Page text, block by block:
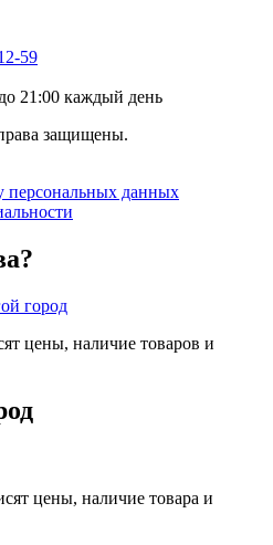
59
21:00 каждый день
защищены.
персональных данных
город
цены, наличие товаров и
цены, наличие товара и